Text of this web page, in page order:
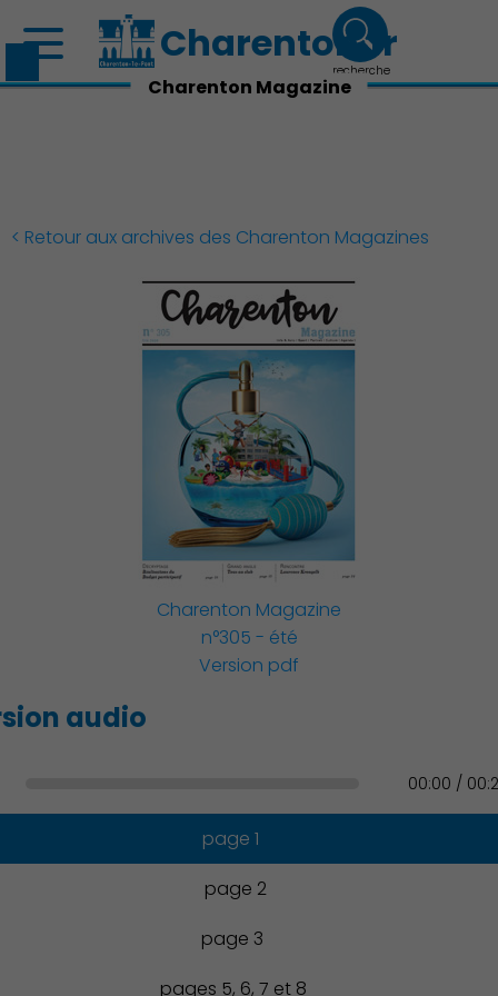
Découvrir Charenton
Démocratie locale
Famille
Action Sociale Solidarité
vie
Culture
Charenton.fr
recherche
Charenton Magazine
< Retour aux archives des Charenton Magazines
Charenton Magazine
n°305 - été
Version pdf
audio
00:00 /
page 1
page 2
page 3
pages 5, 6, 7 et 8